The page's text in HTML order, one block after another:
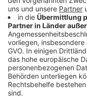
Anzeige
Wie gut lässt
Anzeige